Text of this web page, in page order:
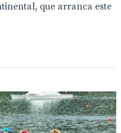
que arranca este